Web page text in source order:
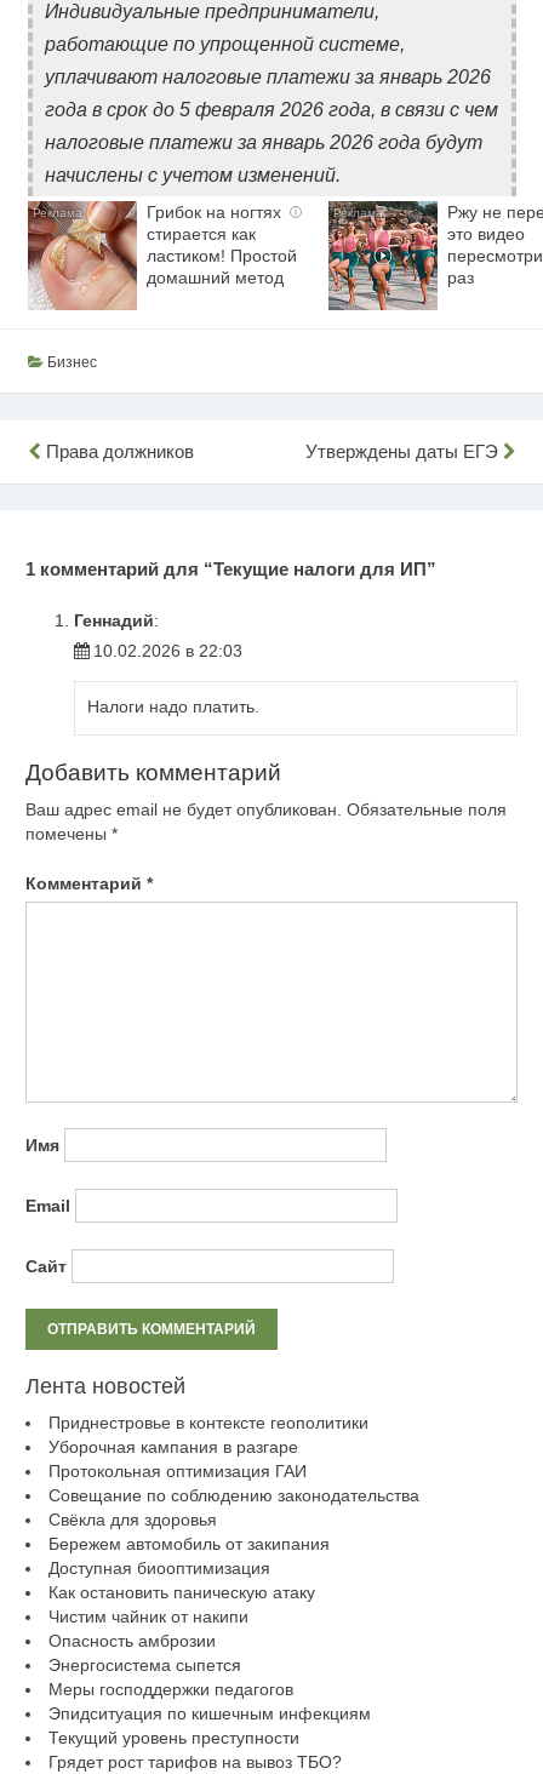
Индивидуальные предприниматели,
работающие по упрощенной системе,
уплачивают налоговые платежи за январь 2026
года в срок до 5 февраля 2026 года, в связи с чем
налоговые платежи за январь 2026 года будут
начислены с учетом изменений.
i
Грибок на ногтях
стирается как
ластиком! Простой
домашний метод
Ржу не
это видео
раз
Бизнес
Навигация
по
Права должников Утверждены даты ЕГЭ
1 комментарий для “Текущие налоги для ИП”
Геннадий:
10.02.2026 в 22:03
Налоги надо платить.
Добавить комментарий
Ваш адрес email не будет опубликован. Обязательные поля
помечены *
Комментарий *
Имя
Email
Сайт
Лента новостей
Приднестровье в контексте геополитики
Уборочная кампания в разгаре
Протокольная оптимизация ГАИ
Совещание по соблюдению законодательства
Свёкла для здоровья
Бережем автомобиль от закипания
Доступная биооптимизация
Как остановить паническую атаку
Чистим чайник от накипи
Опасность амброзии
Энергосистема сыпется
Меры господдержки педагогов
Эпидситуация по кишечным инфекциям
Текущий уровень преступности
Грядет рост тарифов на вывоз ТБО?